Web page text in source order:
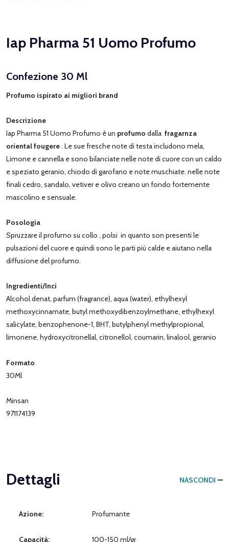
Iap Pharma 51 Uomo Profumo
Confezione 30 Ml
Profumo ispirato ai migliori brand
Descrizione
Iap Pharma 51 Uomo Profumo è un profumo dalla fragarnza
oriental fougere. Le sue fresche note di testa includono mela,
Limone e cannella e sono bilanciate nelle note di cuore con un caldo
e speziato geranio, chiodo di garofano e note muschiate. nelle note
finali cedro, sandalo, vetiver e olivo creano un fondo fortemente
mascolino e sensuale.
Posologia
Spruzzare il profumo su collo , polsi in quanto son presenti le
pulsazioni del cuore e quindi sono le parti più calde e aiutano nella
diffusione del profumo.
Ingredienti/Inci
Alcohol denat, parfum (fragrance), aqua (water), ethylhexyl
methoxycinnamate, butyl methoxydibenzoylmethane, ethylhexyl
salicylate, benzophenone-1, BHT, butylphenyl methylpropional,
limonene, hydroxycitronellal, citronellol, coumarin, linalool, geranio
Formato
30Ml
Minsan
971174139
Dettagli NASCONDI
Azione: Profumante
Capacità: 100-150 ml/gr